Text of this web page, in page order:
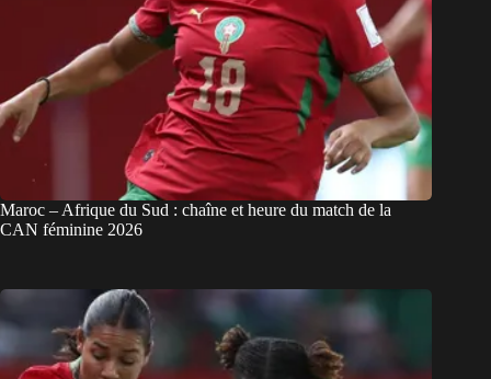
Maroc – Afrique du Sud : chaîne et heure du match de la
CAN féminine 2026